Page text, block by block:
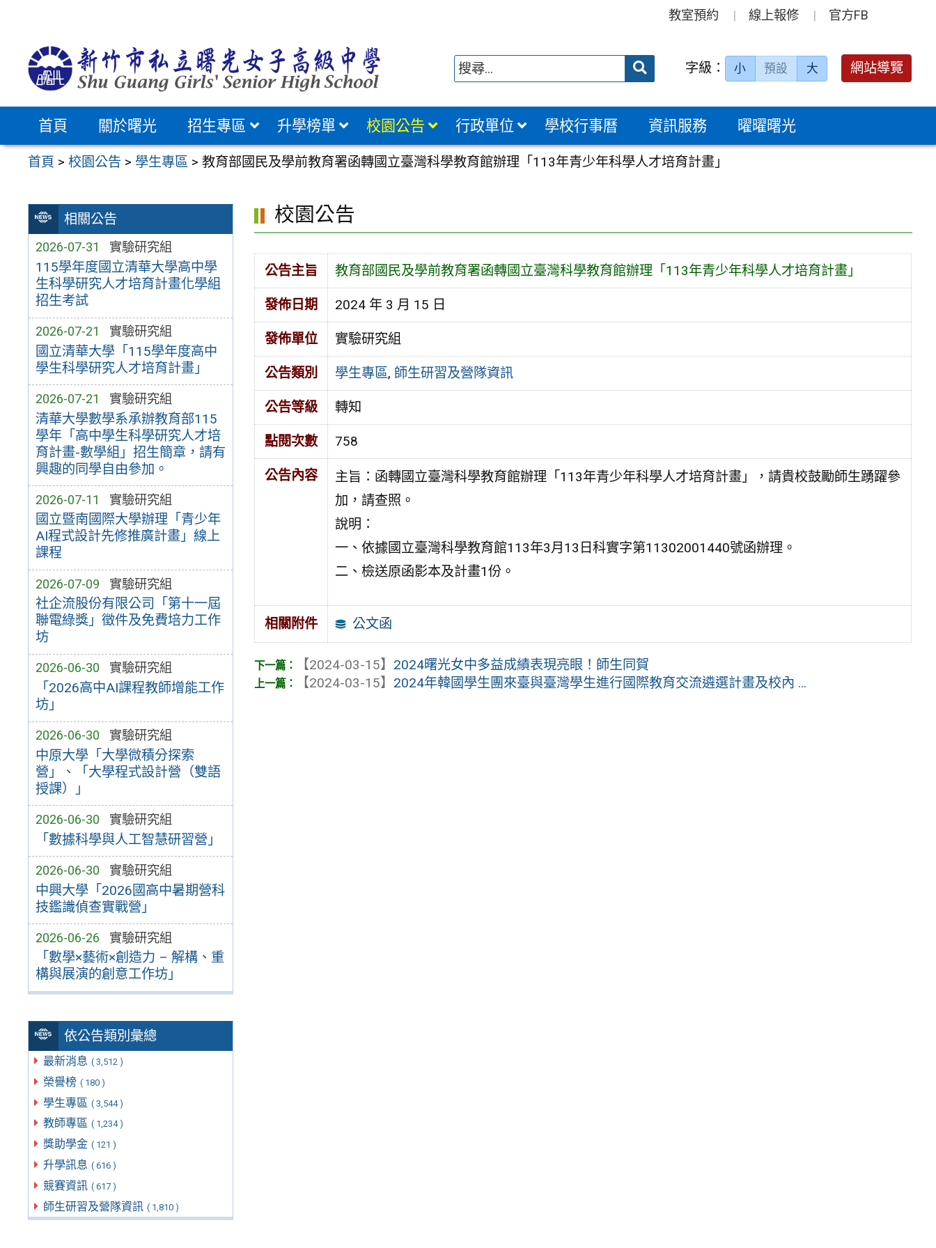
教室預約 線上報修 官方FB
送出 字級： 小 預設 大 網站導覽
首頁 關於曙光 招生專區 升學榜單 校園公告 行政單位 學校行事曆 資訊服務 曜曜曙光
首頁 >校園公告 > 學生專區 >教育部國民及學前教育署函轉國立臺灣科學教育館辦理「113年青少年科學人才培育計畫」
相關公告
2026-07-31 實驗研究組
115學年度國立清華大學高中學
生科學研究人才培育計畫化學組
招生考試
2026-07-21 實驗研究組
國立清華大學「115學年度高中
學生科學研究人才培育計畫」
2026-07-21 實驗研究組
清華大學數學系承辦教育部115
學年「高中學生科學研究人才培
育計畫-數學組」招生簡章，請有
興趣的同學自由參加。
2026-07-11 實驗研究組
國立暨南國際大學辦理「青少年
AI程式設計先修推廣計畫」線上
課程
2026-07-09 實驗研究組
社企流股份有限公司「第十一屆
聯電綠獎」徵件及免費培力工作
坊
2026-06-30 實驗研究組
「2026高中AI課程教師增能工作
坊」
2026-06-30 實驗研究組
中原大學「大學微積分探索
營」、「大學程式設計營（雙語
授課）」
2026-06-30 實驗研究組
「數據科學與人工智慧研習營」
2026-06-30 實驗研究組
中興大學「2026國高中暑期營科
技鑑識偵查實戰營」
2026-06-26 實驗研究組
「數學×藝術×創造力 – 解構、重
構與展演的創意工作坊」
依公告類別彙總
最新消息 ( 3,512 )
榮譽榜 ( 180 )
學生專區 ( 3,544 )
教師專區 ( 1,234 )
獎助學金 ( 121 )
升學訊息 ( 616 )
競賽資訊 ( 617 )
師生研習及營隊資訊 ( 1,810 )
校園公告
公告主旨 教育部國民及學前教育署函轉國立臺灣科學教育館辦理「113年青少年科學人才培育計畫」
發佈日期 2024 年 3 月 15 日
發佈單位 實驗研究組
公告類別 學生專區, 師生研習及營隊資訊
公告等級 轉知
點閱次數 758
公告內容
主旨：函轉國立臺灣科學教育館辦理「113年青少年科學人才培育計畫」，請貴校鼓勵師生踴躍參
加，請查照。
說明：
一、依據國立臺灣科學教育館113年3月13日科實字第11302001440號函辦理。
二、檢送原函影本及計畫1份。
相關附件 公文函
【2024-03-15】 2024曙光女中多益成績表現亮眼！師生同賀
【2024-03-15】 2024年韓國學生團來臺與臺灣學生進行國際教育交流遴選計畫及校內 ...